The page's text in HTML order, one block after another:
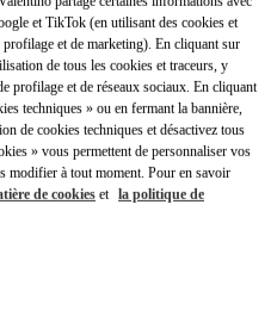
Link Opens in New Tab
et TikTok (en utilisant des cookies et
et de marketing). En cliquant sur
de tous les cookies et traceurs, y
profilage et de réseaux sociaux. En cliquant
techniques » ou en fermant la bannière,
de cookies techniques et désactivez tous
» vous permettent de personnaliser vos
modifier à tout moment. Pour en savoir
de cookies et la politique de